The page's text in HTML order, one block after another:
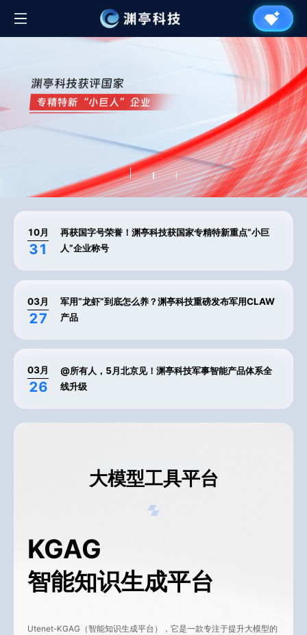
10月
31
再获国字号荣誉！渊亭科技获国家专精特新重点“小巨
人”企业称号
03月
27
军用“龙虾”到底怎么养？渊亭科技重磅发布军用CLAW
产品
03月
26
@所有人，5月北京见！渊亭科技军事智能产品体系全
线升级
大模型工具平台
KGAG
智能知识生成平台
Utenet-KGAG（智能知识生成平台），它是一款专注于提升大模型的